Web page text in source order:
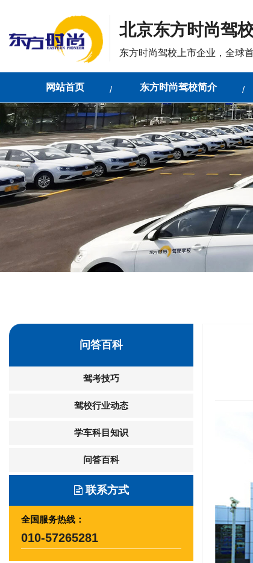
北京东方时尚驾
东方时尚驾校上市企业，全球
网站首页 东方时尚驾校简介
问答百科
驾考技巧
驾校行业动态
学车科目知识
问答百科
联系方式
全国服务热线：
010-57265281